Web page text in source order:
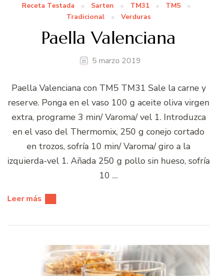
Receta Testada
Sarten TM31
TM5
Tradicional
Verduras
Paella Valenciana
5 marzo 2019
Paella Valenciana con TM5 TM31 Sale la carne y
reserve. Ponga en el vaso 100 g aceite oliva virgen
extra, programe 3 min/ Varoma/ vel 1. Introduzca
en el vaso del Thermomix, 250 g conejo cortado
en trozos, sofría 10 min/ Varoma/ giro a la
izquierda-vel 1. Añada 250 g pollo sin hueso, sofría
10 …
Leer más